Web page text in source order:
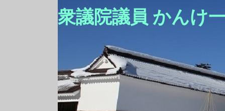
衆議院議員 かんけ